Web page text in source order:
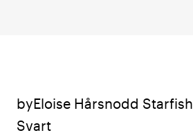
byEloise Hårsnodd Starfish
Svart